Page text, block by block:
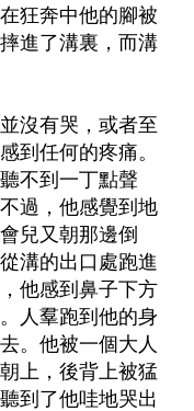
狂奔中他的腳被
進了溝裏，而溝
沒有哭，或者至
到任何的疼痛。
不到一丁點聲
過，他感覺到地
兒又朝那邊倒
溝的出口處跑進
他感到鼻子下方
人羣跑到他的身
。他被一個大人
上，後背上被猛
到了他哇地哭出